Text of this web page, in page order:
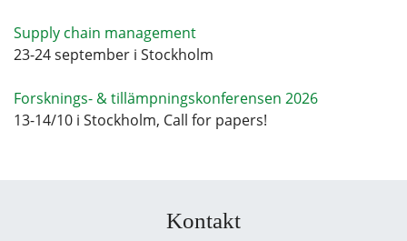
Supply chain management
23-24 september i Stockholm
Forsknings- & tillämpningskonferensen 2026
13-14/10 i Stockholm, Call for papers!
Kontakt